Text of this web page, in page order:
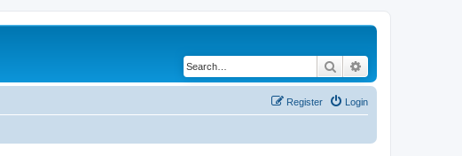
Search
Login
Register